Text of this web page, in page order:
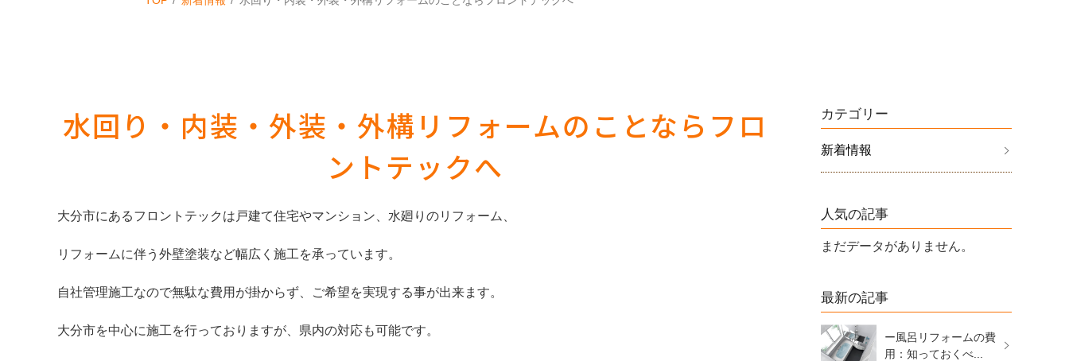
水回り・内装・外装・外構リフォームのことならフロ
ントテックへ
大分市にあるフロントテックは戸建て住宅やマンション、水廻りのリフォーム、
リフォームに伴う外壁塗装など幅広く施工を承っています。
自社管理施工なので無駄な費用が掛からず、ご希望を実現する事が出来ます。
大分市を中心に施工を行っておりますが、県内の対応も可能です。
カテゴリー
新着情報
人気の記事
まだデータがありません。
最新の記事
ー風呂リフォームの費
用：知っておくべ...